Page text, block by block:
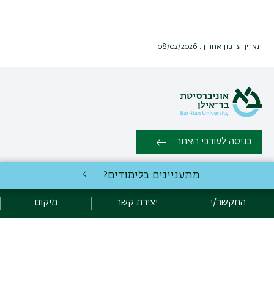
תאריך עדכון אחרון : 08/02/2026
כניסה לעורכי האתר
כל הזכויות שמורות: המחלקה לפילוסופיה, הפקולטה למדעי הרוח |
03-7384109 |
מתעניינים בלימודים?
התקשר/י יצירת קשר מיקום